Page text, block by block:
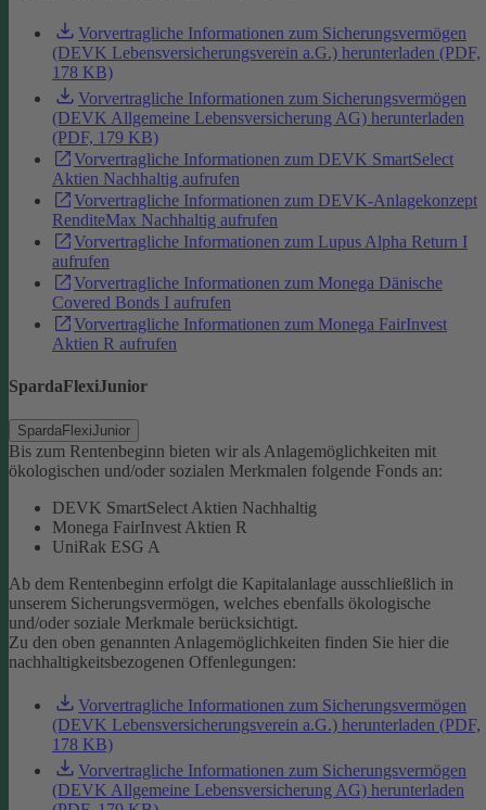
Vorvertragliche Informationen zum Sicherungsvermögen
(DEVK Lebensversicherungsverein a.G.) herunterladen (PDF,
178 KB)
Vorvertragliche Informationen zum Sicherungsvermögen
(DEVK Allgemeine Lebensversicherung AG) herunterladen
(PDF, 179 KB)
Vorvertragliche Informationen zum DEVK SmartSelect
Aktien Nachhaltig aufrufen
Vorvertragliche Informationen zum DEVK-Anlagekonzept
RenditeMax Nachhaltig aufrufen
Vorvertragliche Informationen zum Lupus Alpha Return I
aufrufen
Vorvertragliche Informationen zum Monega Dänische
Covered Bonds I aufrufen
Vorvertragliche Informationen zum Monega FairInvest
Aktien R aufrufen
SpardaFlexiJunior
SpardaFlexiJunior
Bis zum Rentenbeginn bieten wir als Anlagemöglichkeiten mit
ökologischen und/oder sozialen Merkmalen folgende Fonds an:
DEVK SmartSelect Aktien Nachhaltig
Monega FairInvest Aktien R
UniRak ESG A
Ab dem Rentenbeginn erfolgt die Kapitalanlage ausschließlich in
unserem Sicherungsvermögen, welches ebenfalls ökologische
und/oder soziale Merkmale berücksichtigt.
Zu den oben genannten Anlagemöglichkeiten finden Sie hier die
nachhaltigkeitsbezogenen Offenlegungen:
Vorvertragliche Informationen zum Sicherungsvermögen
(DEVK Lebensversicherungsverein a.G.) herunterladen (PDF,
178 KB)
Vorvertragliche Informationen zum Sicherungsvermögen
(DEVK Allgemeine Lebensversicherung AG) herunterladen